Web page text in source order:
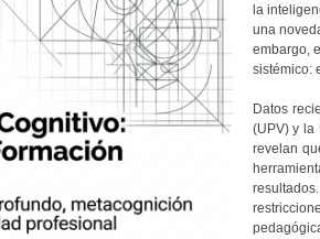
la
una
embargo,
sistémico:
Datos
(UPV) y la
revelan